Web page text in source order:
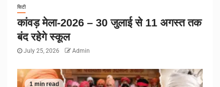
सिटी
कांवड़ मेला-2026 – 30 जुलाई से 11 अगस्त तक
बंद रहेगे स्कूल
July 25, 2026 Admin
1 min read